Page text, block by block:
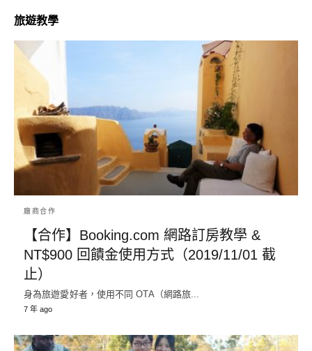
旅遊教學
廠商合作
【合作】Booking.com 網路訂房教學 &
NT$900 回饋金使用方式（2019/11/01 截
止）
身為旅遊愛好者，使用不同 OTA（網路旅...
7 年 ago